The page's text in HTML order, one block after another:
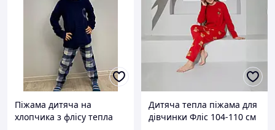
Піжама дитяча на
хлопчика з флісу тепла
Дитяча тепла піжама для
дівчинки Фліс 104-110 см